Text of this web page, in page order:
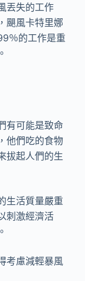
丟失的工作
颶風卡特里娜
％的工作是重
有可能是致命
他們吃的食物
拔起人們的生
生活質量嚴重
刺激經濟活
考慮減輕暴風